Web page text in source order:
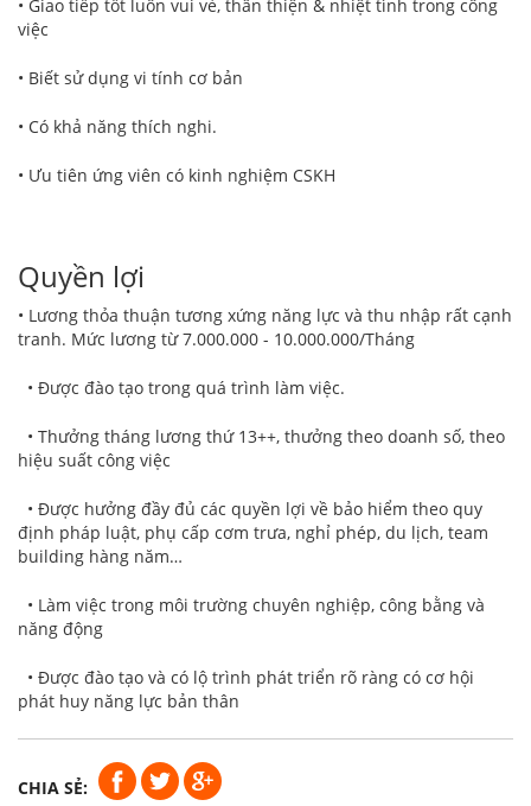
• Giao tiếp tốt luôn vui vẻ, thân thiện & nhiệt tình trong công
việc
• Biết sử dụng vi tính cơ bản
• Có khả năng thích nghi.
• Ưu tiên ứng viên có kinh nghiệm CSKH
Quyền lợi
• Lương thỏa thuận tương xứng năng lực và thu nhập rất cạnh
tranh. Mức lương từ 7.000.000 - 10.000.000/Tháng
• Được đào tạo trong quá trình làm việc.
• Thưởng tháng lương thứ 13++, thưởng theo doanh số, theo
hiệu suất công việc
• Được hưởng đầy đủ các quyền lợi về bảo hiểm theo quy
định pháp luật, phụ cấp cơm trưa, nghỉ phép, du lịch, team
building hàng năm…
• Làm việc trong môi trường chuyên nghiệp, công bằng và
năng động
• Được đào tạo và có lộ trình phát triển rõ ràng có cơ hội
phát huy năng lực bản thân
CHIA SẺ: